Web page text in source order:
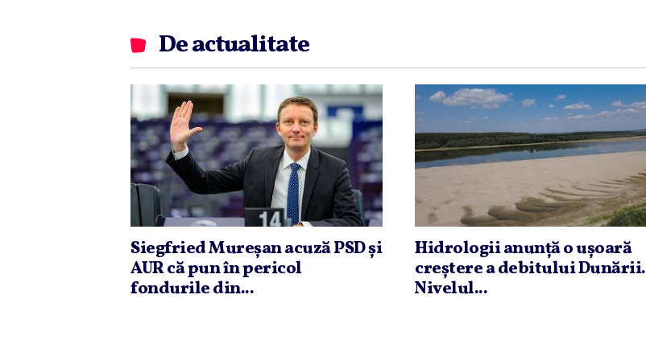
De actualitate
Siegfried Mureşan acuză PSD şi
AUR că pun în pericol
fondurile din...
Hidrologii anunţă o uşoară
creştere a debitului Dunării.
Nivelul...